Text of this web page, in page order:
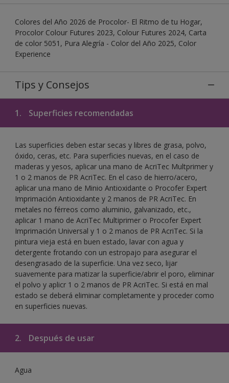
Colores del Año 2026 de Procolor- El Ritmo de tu Hogar,
Procolor Colour Futures 2023, Colour Futures 2024, Carta
de color 5051, Pura Alegría - Color del Año 2025, Color
Experience
Tips y Consejos
1. Superficies recomendadas
Las superficies deben estar secas y libres de grasa, polvo,
óxido, ceras, etc. Para superficies nuevas, en el caso de
maderas y yesos, aplicar una mano de AcriTec Multprimer y
1 o 2 manos de PR AcriTec. En el caso de hierro/acero,
aplicar una mano de Minio Antioxidante o Procofer Expert
Imprimación Antioxidante y 2 manos de PR AcriTec. En
metales no férreos como aluminio, galvanizado, etc.,
aplicar 1 mano de AcriTec Multiprimer o Procofer Expert
Imprimación Universal y 1 o 2 manos de PR AcriTec. Si la
pintura vieja está en buen estado, lavar con agua y
detergente frotando con un estropajo para asegurar el
desengrasado de la superficie. Una vez seco, lijar
suavemente para matizar la superficie/abrir el poro, eliminar
el polvo y aplicr 1 o 2 manos de PR AcriTec. Si está en mal
estado se deberá eliminar completamente y proceder como
en superficies nuevas.
2. Después de usar
Agua